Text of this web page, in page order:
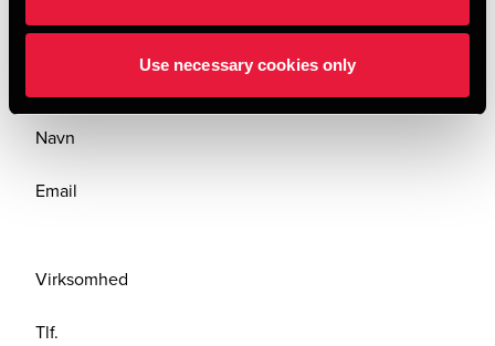
Use necessary cookies only
Kontakt os
Navn
Email
Virksomhed
Tlf.